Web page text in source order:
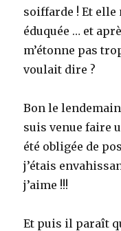
soiffarde ! Et elle
éduquée … et
m’étonne pas
voulait dire ?
Bon le
suis venue faire
été obligée de
j’étais
j’aime !!!
Et puis il paraît